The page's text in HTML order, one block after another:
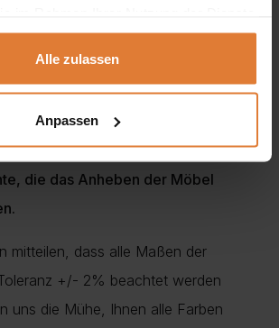
Alle zulassen
Anpassen
Abmessungen der Möbelstücke
die Breite der
Flure und Türen. Berücksichtigen
Elemente wie Heizkörper oder
die das Anheben der Möbel
mitteilen, dass alle Maßen der
+/- 2% beachtet werden
uns die Mühe, Ihnen alle Farben